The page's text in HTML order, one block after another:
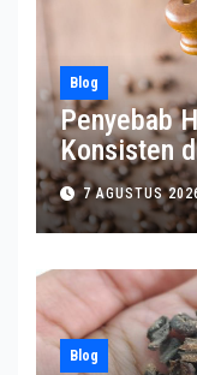
Blog
Penyebab
Konsisten
7 AGUSTUS
Blog